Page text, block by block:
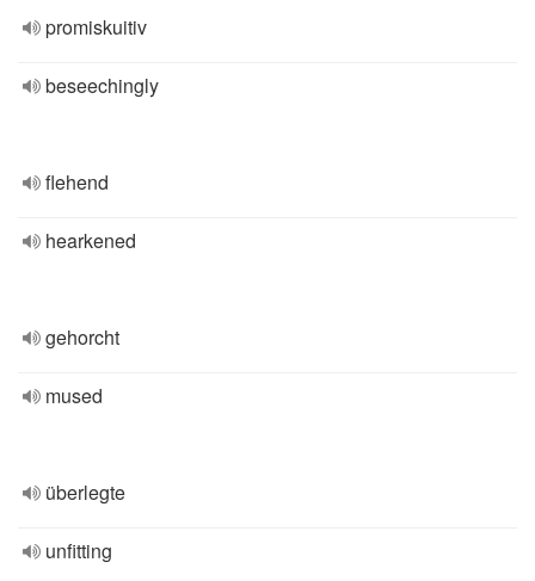
promiskuitiv
beseechingly
flehend
hearkened
gehorcht
mused
überlegte
unfitting